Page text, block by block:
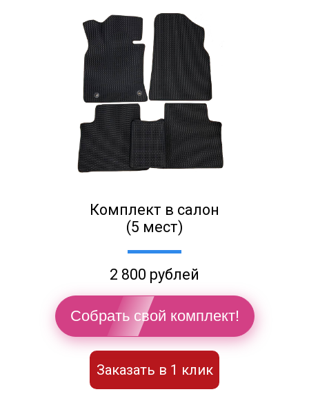
Комплект в салон
(5 мест)
2 800 рублей
Собрать свой комплект!
Заказать в 1 клик